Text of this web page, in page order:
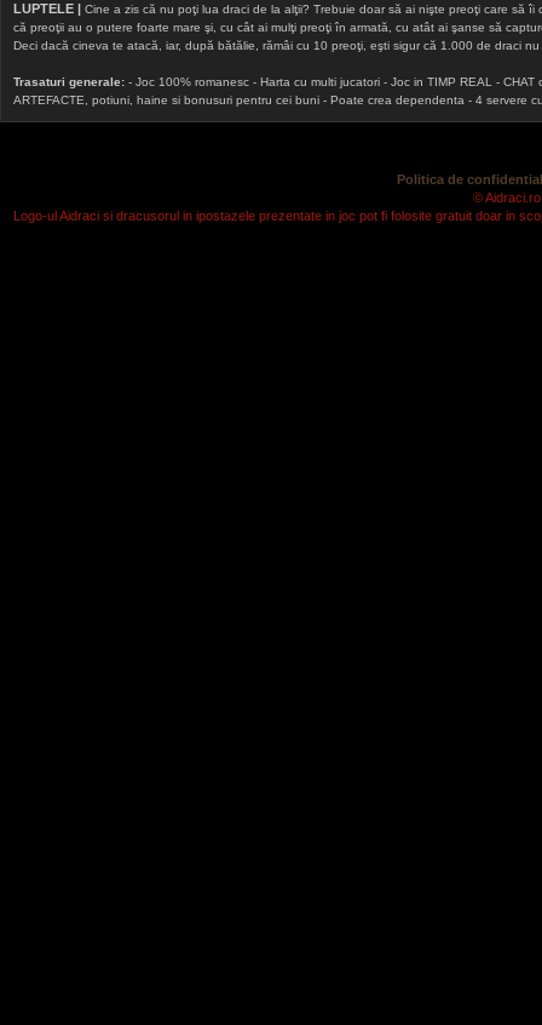
LUPTELE | Cine a zis că nu poţi lua draci de la alţii? Trebuie doar să ai nişte preoţi care să
că preoţii au o putere foarte mare şi, cu cât ai mulţi preoţi în armată, cu atât ai şanse să
Deci dacă cineva te atacă, iar, după bătălie, rămâi cu 10 preoţi, eşti sigur că 1.000 de draci
Trasaturi generale: - Joc 100% romanesc - Harta cu multi jucatori - Joc in TIMP REAL -
ARTEFACTE, potiuni, haine si bonusuri pentru cei buni - Poate crea dependenta - 4 servere
Politica de
©
Logo-ul Aidraci si dracusorul in ipostazele prezentate in joc pot fi folosite gratuit doar in